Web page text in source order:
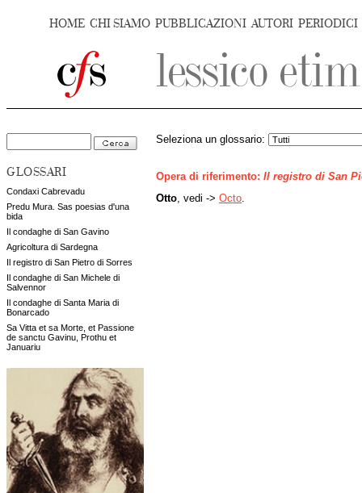
HOME CHI SIAMO PUBBLICAZIONI AUTORI PERIODICI
GLOSSARI
Condaxi Cabrevadu
Predu Mura. Sas poesias d'una
bida
Il condaghe di San Gavino
Agricoltura di Sardegna
Il registro di San Pietro di Sorres
Il condaghe di San Michele di
Salvennor
Il condaghe di Santa Maria di
Bonarcado
Sa Vitta et sa Morte, et Passione
de sanctu Gavinu, Prothu et
Januariu
Seleziona un glossario:
Opera di riferimento: Il registro di San
Otto , vedi -> Octo